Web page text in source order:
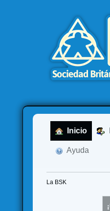
Inicio
Ayuda
La BSK